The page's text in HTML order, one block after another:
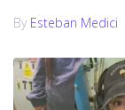
By Esteban Medici